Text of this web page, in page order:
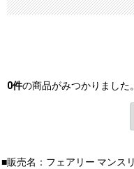
0件の商品がみつかりました。
■販売名：フェアリー マンス